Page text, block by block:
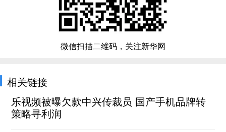
微信扫描二维码，关注新华网
相关链接
乐视频被曝欠款中兴传裁员 国产手机品牌转
策略寻利润